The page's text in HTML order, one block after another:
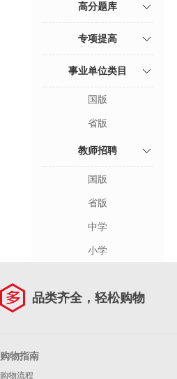
高分题库
专项提高
事业单位类目
国版
省版
教师招聘
国版
省版
中学
小学
品类齐全，轻松购物
购物指南
购物流程